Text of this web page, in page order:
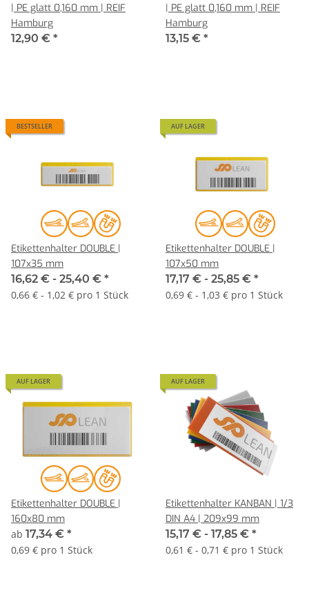
| PE glatt 0,160 mm | REIF
Hamburg
12,90 € *
| PE glatt 0,160 mm | REIF
Hamburg
13,15 € *
BESTSELLER
Etikettenhalter DOUBLE |
107x35 mm
16,62 € - 25,40 € *
0,66 € - 1,02 € pro 1 Stück
AUF LAGER
Etikettenhalter DOUBLE |
107x50 mm
17,17 € - 25,85 € *
0,69 € - 1,03 € pro 1 Stück
AUF LAGER
Etikettenhalter DOUBLE |
160x80 mm
ab 17,34 € *
0,69 € pro 1 Stück
AUF LAGER
Etikettenhalter KANBAN | 1/3
DIN A4 | 209x99 mm
15,17 € - 17,85 € *
0,61 € - 0,71 € pro 1 Stück